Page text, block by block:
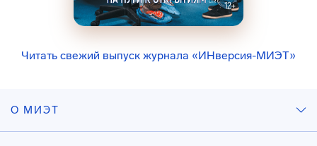
Читать свежий выпуск журнала «ИНверсия-МИЭТ»
О МИЭТ